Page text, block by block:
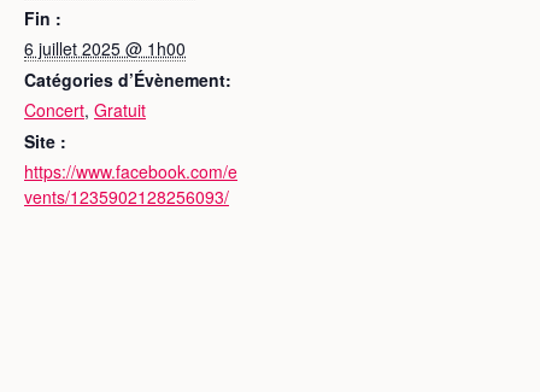
Fin :
6 juillet 2025 @ 1h00
Catégories d’Évènement:
Concert, Gratuit
Site :
https://www.facebook.com/e
vents/1235902128256093/